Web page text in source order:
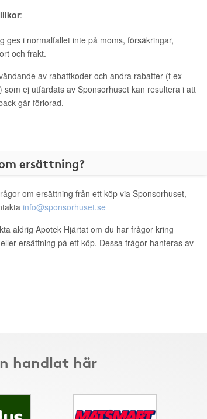
:
ges i normalfallet inte på moms, försäkringar,
och frakt.
av rabattkoder och andra rabatter (t ex
som ej utfärdats av Sponsorhuset kan resultera i att
går förlorad.
ersättning?
om ersättning från ett köp via Sponsorhuset,
info@sponsorhuset.se
aldrig Apotek Hjärtat om du har frågor kring
ersättning på ett köp. Dessa frågor hanteras av
handlat här